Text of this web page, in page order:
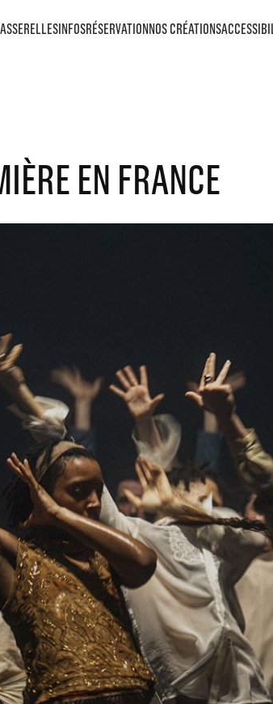
INFOSRÉSERVATIONNOS CRÉATIONS
EN FRANCE